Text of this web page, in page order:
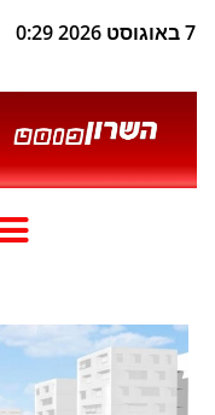
7 באוגוסט 2026 0:29